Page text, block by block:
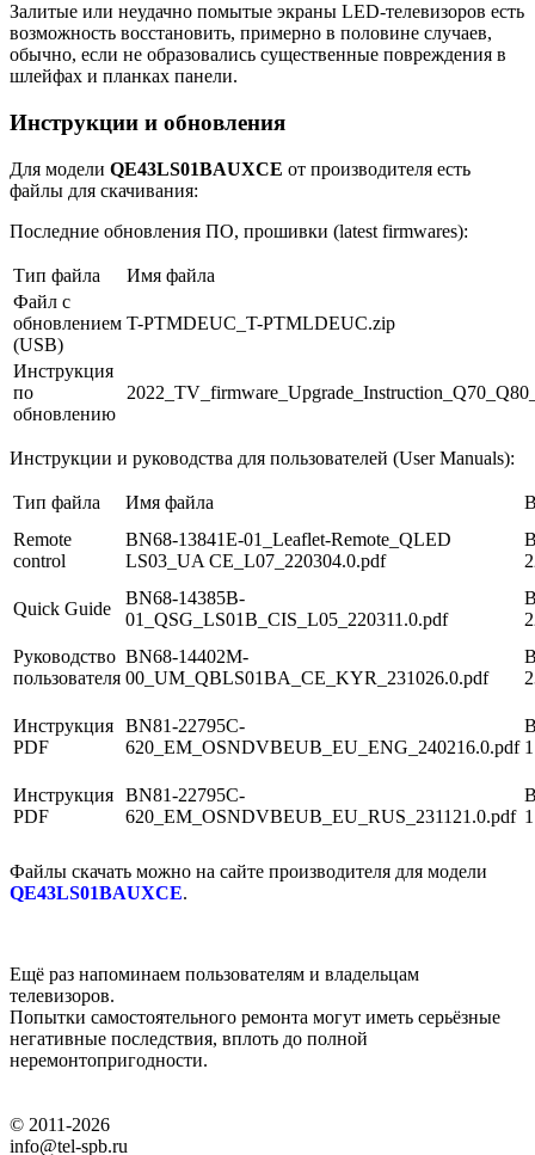
Залитые или неудачно помытые экраны LED-телевизоров есть
возможность восстановить, примерно в половине случаев,
обычно, если не образовались существенные повреждения в
шлейфах и планках панели.
Инструкции и обновления
Для модели QE43LS01BAUXCE от производителя есть
файлы для скачивания:
Последние обновления ПО, прошивки (latest firmwares):
Тип файла
Имя файла
Файл с
обновлением
(USB)
T-PTMDEUC_T-PTMLDEUC.zip
Инструкция
по
обновлению
Инструкции и руководства для пользователей (User Manuals):
Тип файла Имя файла
Remote
control
BN68-13841E-01_Leaflet-Remote_QLED
LS03_UA CE_L07_220304.0.pdf
Quick Guide
BN68-14385B-
01_QSG_LS01B_CIS_L05_220311.0.pdf
Руководство
пользователя
BN68-14402M-
00_UM_QBLS01BA_CE_KYR_231026.0.pdf
Инструкция
PDF
BN81-22795C-
620_EM_OSNDVBEUB_EU_ENG_240216.0.pdf
Инструкция
PDF
BN81-22795C-
620_EM_OSNDVBEUB_EU_RUS_231121.0.pdf
Файлы скачать можно на сайте производителя для модели
QE43LS01BAUXCE.
Ещё раз напоминаем пользователям и владельцам
телевизоров.
Попытки самостоятельного ремонта могут иметь серьёзные
негативные последствия, вплоть до полной
неремонтопригодности.
© 2011-2026
info@tel-spb.ru